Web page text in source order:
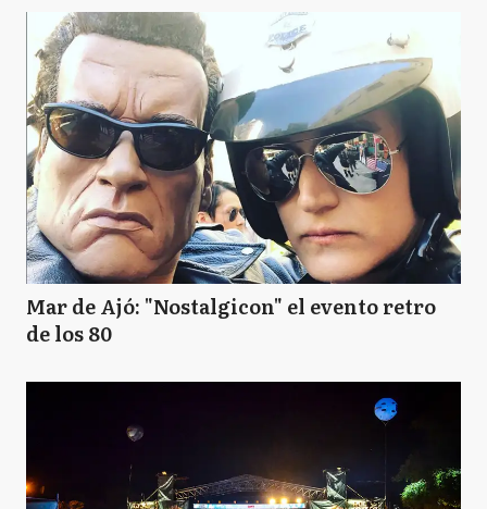
Mar de Ajó: "Nostalgicon" el evento retro
de los 80